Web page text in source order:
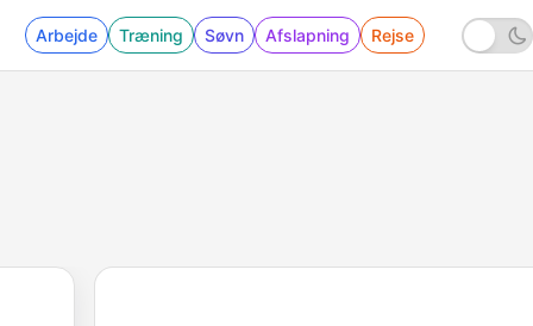
Arbejde Træning Søvn Afslapning Rejse